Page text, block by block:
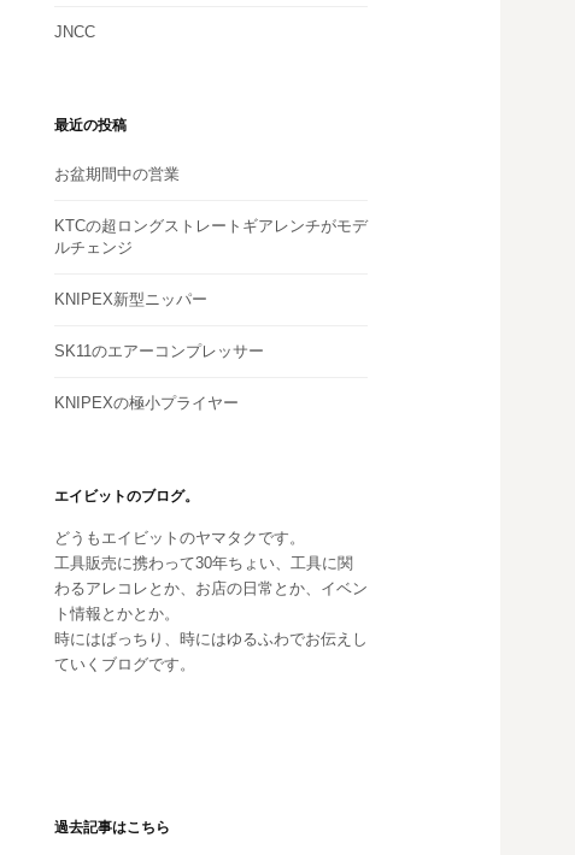
JNCC
最近の投稿
お盆期間中の営業
KTCの超ロングストレートギアレンチがモデ
ルチェンジ
KNIPEX新型ニッパー
SK11のエアーコンプレッサー
KNIPEXの極小プライヤー
エイビットのブログ。
どうもエイビットのヤマタクです。
工具販売に携わって30年ちょい、工具に関
わるアレコレとか、お店の日常とか、イベン
ト情報とかとか。
時にはばっちり、時にはゆるふわでお伝えし
ていくブログです。
過去記事はこちら